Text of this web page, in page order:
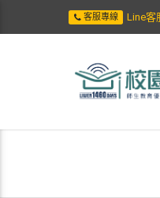
客服專線 Line客